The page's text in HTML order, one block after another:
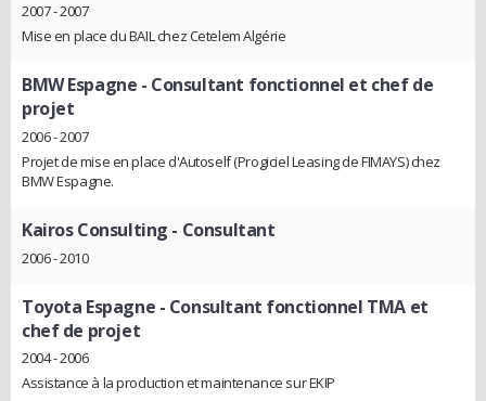
2007 - 2007
Mise en place du BAIL chez Cetelem Algérie
BMW Espagne - Consultant fonctionnel et chef de
projet
2006 - 2007
Projet de mise en place d'Autoself (Progiciel Leasing de FIMAYS) chez
BMW Espagne.
Kairos Consulting - Consultant
2006 - 2010
Toyota Espagne - Consultant fonctionnel TMA et
chef de projet
2004 - 2006
Assistance à la production et maintenance sur EKIP